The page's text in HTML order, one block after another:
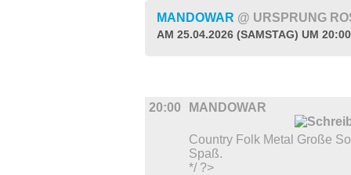
MANDOWAR @ URSPRUNG
AM 25.04.2026 (SAMSTAG) UM
20:00 MANDOWAR
Country Folk Metal Große
Spaß.
*/ ?>